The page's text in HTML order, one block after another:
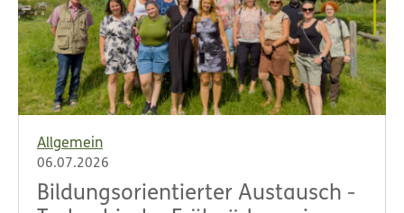
Allgemein
06.07.2026
Bildungsorientierter Austausch -